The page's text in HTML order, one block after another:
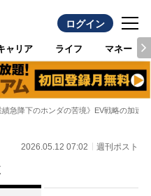
ログイン
ャリア ライフ マネー
績急降下のホンダの苦境》EV戦略の加
2026.05.12 07:02 週刊ポスト